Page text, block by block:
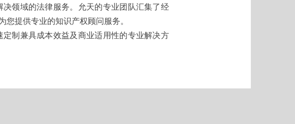
领域的法律服务。允天的专业团队汇集了经
提供专业的知识产权顾问服务。
制兼具成本效益及商业适用性的专业解决方